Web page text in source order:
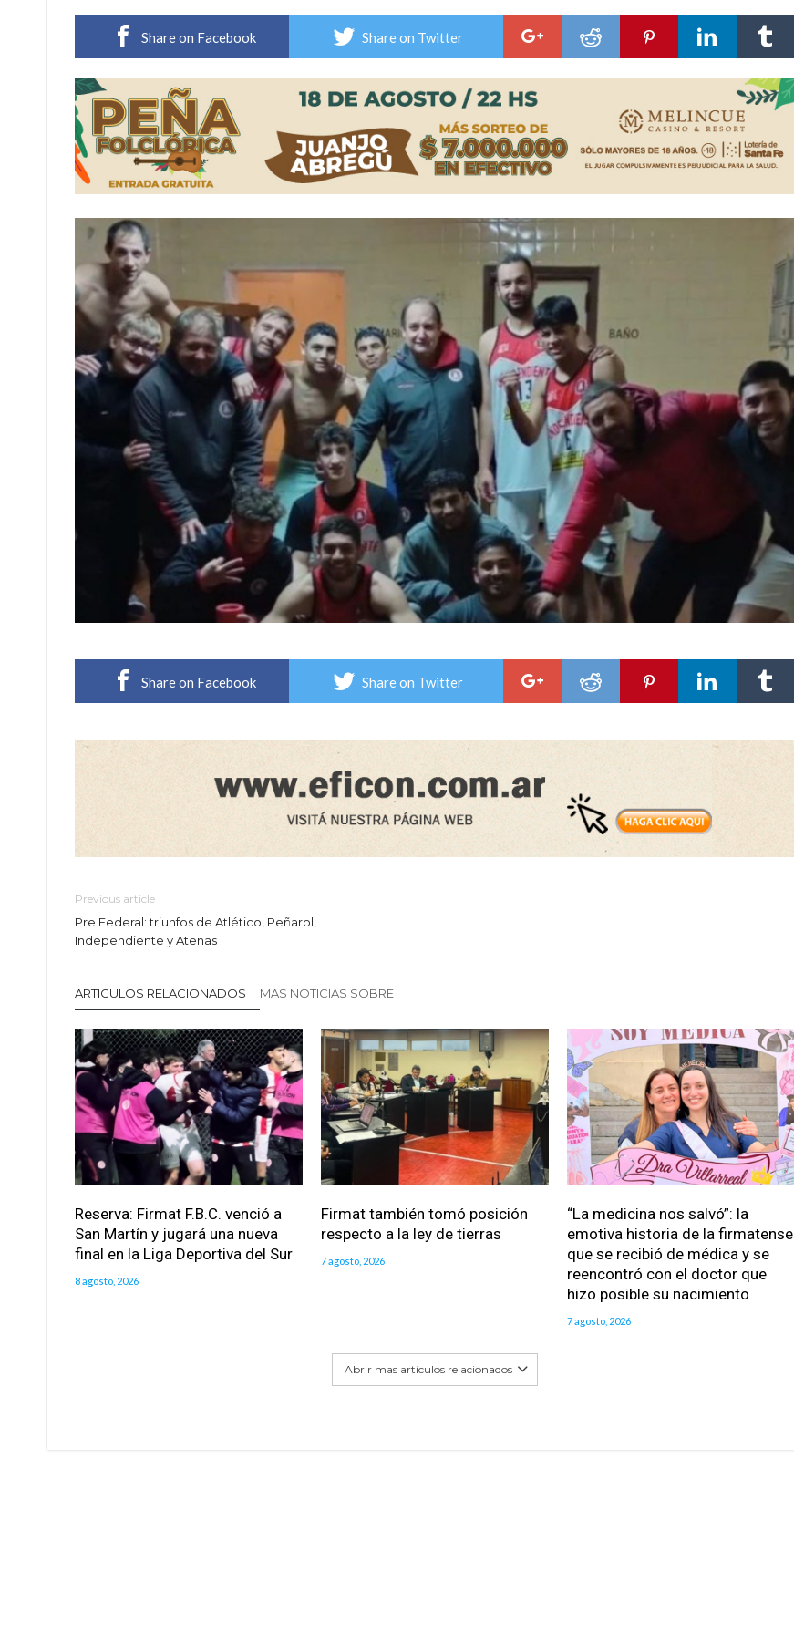
Vuelve el básquet: este viernes arranca el Clausura con agenda confirmada y planteles renovados
Share on Facebook Share on Twitter
Share on Facebook Share on Twitter
Previous article
Pre Federal: triunfos de Atlético, Peñarol,
Independiente y Atenas
ARTICULOS RELACIONADOS MAS NOTICIAS SOBRE
Reserva: Firmat F.B.C. venció a
San Martín y jugará una nueva
final en la Liga Deportiva del Sur
8 agosto, 2026
Firmat también tomó posición
respecto a la ley de tierras
7 agosto, 2026
“La medicina nos salvó”: la
emotiva historia de la firmatense
que se recibió de médica y se
reencontró con el doctor que
hizo posible su nacimiento
7 agosto, 2026
Abrir mas artículos relacionados